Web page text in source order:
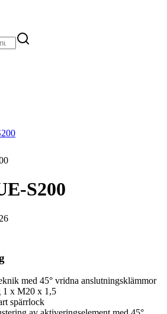
S200
med 45° vridna anslutningsklämmor
1 x M20 x 1,5
spärrlock